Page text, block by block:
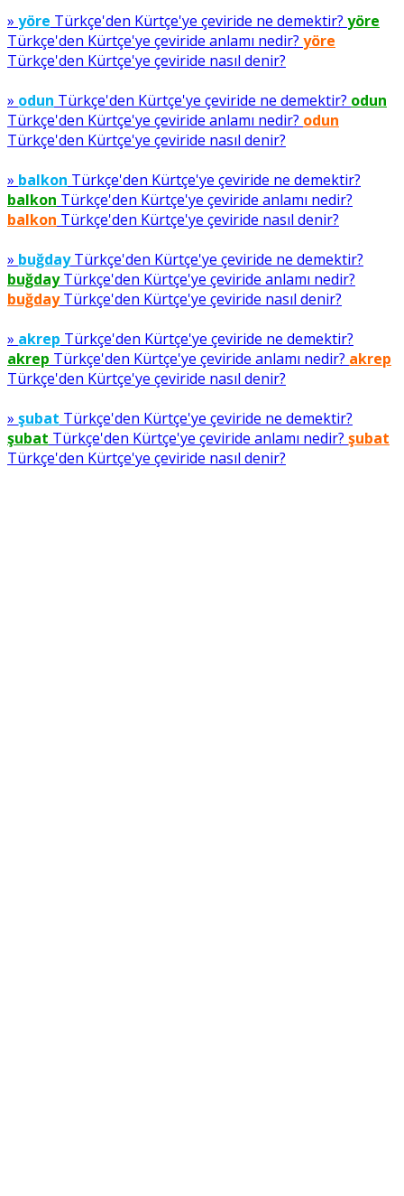
» yöre Türkçe'den Kürtçe'ye çeviride ne demektir? yöre
Türkçe'den Kürtçe'ye çeviride anlamı nedir? yöre
Türkçe'den Kürtçe'ye çeviride nasıl denir?
» odun Türkçe'den Kürtçe'ye çeviride ne demektir? odun
Türkçe'den Kürtçe'ye çeviride anlamı nedir? odun
Türkçe'den Kürtçe'ye çeviride nasıl denir?
» balkon Türkçe'den Kürtçe'ye çeviride ne demektir?
balkon Türkçe'den Kürtçe'ye çeviride anlamı nedir?
balkon Türkçe'den Kürtçe'ye çeviride nasıl denir?
» buğdayTürkçe'den Kürtçe'ye çeviride ne demektir?
buğdayTürkçe'den Kürtçe'ye çeviride anlamı nedir?
buğdayTürkçe'den Kürtçe'ye çeviride nasıl denir?
» akrep Türkçe'den Kürtçe'ye çeviride ne demektir?
akrep Türkçe'den Kürtçe'ye çeviride anlamı nedir? akrep
Türkçe'den Kürtçe'ye çeviride nasıl denir?
» şubat Türkçe'den Kürtçe'ye çeviride ne demektir?
şubat Türkçe'den Kürtçe'ye çeviride anlamı nedir? şubat
Türkçe'den Kürtçe'ye çeviride nasıl denir?